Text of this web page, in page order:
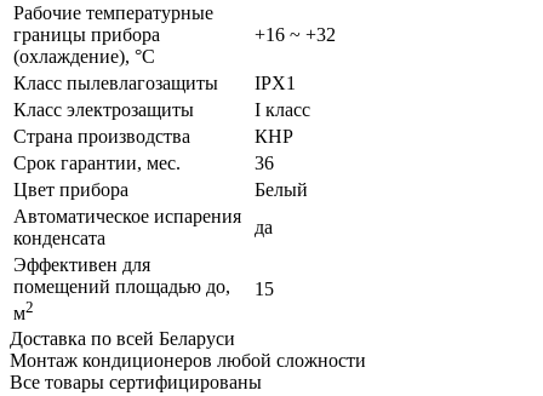
Рабочие температурные
границы прибора
(охлаждение), °C
+16 ~ +32
Класс пылевлагозащиты
IPX1
Класс электрозащиты
I класс
Страна производства
КНР
Срок гарантии, мес.
36
Цвет прибора
Белый
Автоматическое испарения
конденсата
да
Эффективен для
помещений площадью до,
м2
15
Доставка по всей Беларуси
Монтаж кондиционеров любой сложности
Все товары сертифицированы